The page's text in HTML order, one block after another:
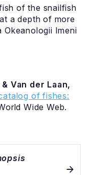
of the snailfish
a depth of more
Okeanologii Imeni
Van der Laan,
of fishes:
Wide Web.